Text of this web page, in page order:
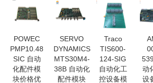
POWEC
PMP10.48
SIC 自动
化配件模
块价格优
SERVO
DYNAMICS
MTS30M4-
38B 自动化
配件模块
Traco
TIS600-
124-SIG
自动化工
控设备模
动
设